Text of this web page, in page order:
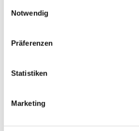
Notwendig
Präferenzen
Statistiken
Marketing